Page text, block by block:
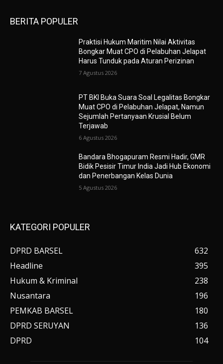
BERITA POPULER
Praktisi Hukum Maritim Nilai Aktivitas
Bongkar Muat CPO di Pelabuhan Jelapat
Harus Tunduk pada Aturan Perizinan
7 Agustus 2026
PT BKI Buka Suara Soal Legalitas Bongkar
Muat CPO di Pelabuhan Jelapat, Namun
Sejumlah Pertanyaan Krusial Belum
Terjawab
6 Agustus 2026
Bandara Bhogapuram Resmi Hadir, GMR
Bidik Pesisir Timur India Jadi Hub Ekonomi
dan Penerbangan Kelas Dunia
5 Agustus 2026
KATEGORI POPULER
DPRD BARSEL
632
Headline
395
Hukum & Kriminal
238
Nusantara
196
PEMKAB BARSEL
180
DPRD SERUYAN
136
DPRD
104